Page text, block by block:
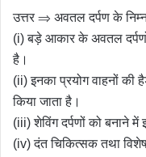
उत्तर ⇒ अवतल दर्पण के
(i) बड़े आकार के अवतल
है।
(ii) इनका प्रयोग वाहनों की
किया जाता है।
(iii) शेविंग दर्पणों को बनाने में
(iv) दंत चिकित्सक तथा